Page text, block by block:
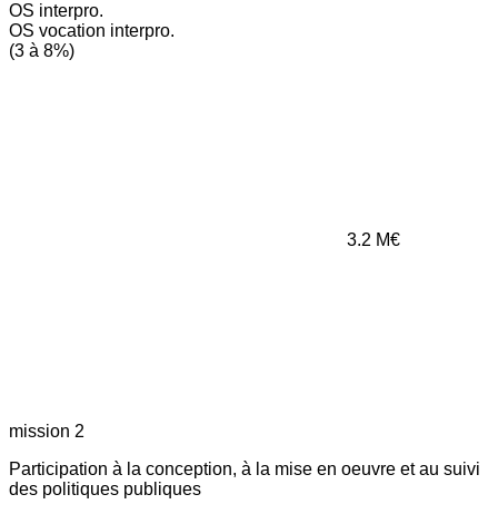
OS interpro.
OS vocation interpro.
(3 à 8%)
3.2 M€
mission 2
Participation à la conception, à la mise en oeuvre et au suivi
des politiques publiques